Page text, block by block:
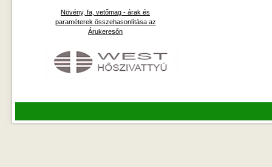
Növény, fa, vetőmag - árak és
paraméterek összehasonlítása az
Árukeresőn